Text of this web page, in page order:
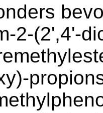
2-(2',4'-